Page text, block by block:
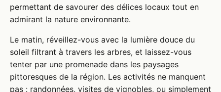
permettant de savourer des délices locaux tout en
admirant la nature environnante.
Le matin, réveillez-vous avec la lumière douce du
soleil filtrant à travers les arbres, et laissez-vous
tenter par une promenade dans les paysages
pittoresques de la région. Les activités ne manquent
pas : randonnées, visites de vignobles, ou simplement